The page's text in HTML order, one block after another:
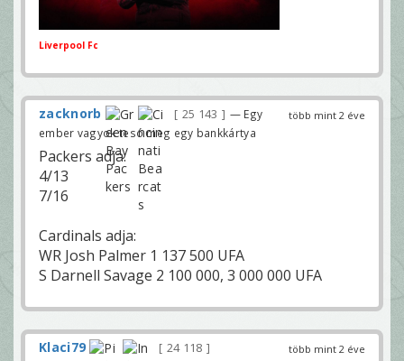
Liverpool Fc
több mint 2 éve
zacknorb 25 143
— Egy
ember vagyok tesó meg egy bankkártya
Packers adja:
4/13
7/16
Cardinals adja:
WR Josh Palmer 1 137 500 UFA
S Darnell Savage 2 100 000, 3 000 000 UFA
több mint 2 éve
Klaci79 24 118